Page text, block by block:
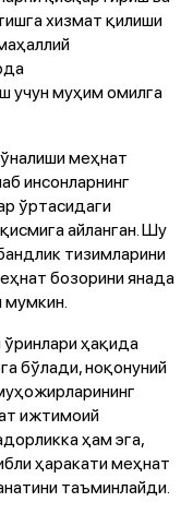
хизмат қилиши
учун муҳим омилга
меҳнат
инсонларнинг
ўртасидаги
айланган. Шу
тизимларини
бозорини янада
ҳақида
бўлади, ноқонуний
ижтимоий
ҳам эга,
ҳаракати меҳнат
таъминлайди.